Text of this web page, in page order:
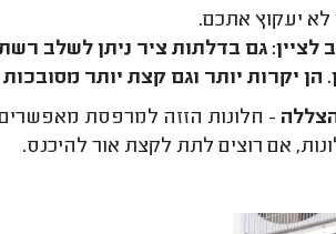
יעקוץ אתכם.
לציין: גם בדלתות ציר ניתן לשלב
הן יקרות יותר וגם קצת יותר
- חלונות הזזה למרפסת
אם רוצים לתת לקצת אור להיכנס.